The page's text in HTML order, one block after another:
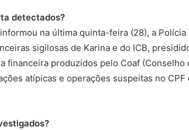
detectados?
na última quinta-feira (28), a
sigilosas de Karina e do ICB,
financeira produzidos pelo Coaf (Conselho
atípicas e operações suspeitas no CPF